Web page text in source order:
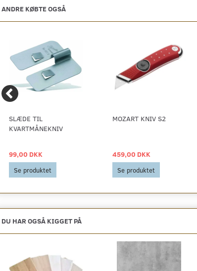
ANDRE KØBTE OGSÅ
SLÆDE TIL
KVARTMÅNEKNIV
99,00 DKK
Se produktet
MOZART KNIV S2
459,00 DKK
Se produktet
DU HAR OGSÅ KIGGET PÅ